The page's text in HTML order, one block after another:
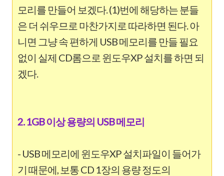
모리를 만들어 보겠다. (1)번에 해당하는 분들
은 더 쉬우므로 마찬가지로 따라하면 된다. 아
니면 그냥 속 편하게 USB 메모리를 만들 필요
없이 실제 CD롬으로 윈도우XP 설치를 하면 되
겠다.
2. 1GB 이상 용량의 USB 메모리
- USB 메모리에 윈도우XP 설치파일이 들어가
기 때문에, 보통 CD 1장의 용량 정도의